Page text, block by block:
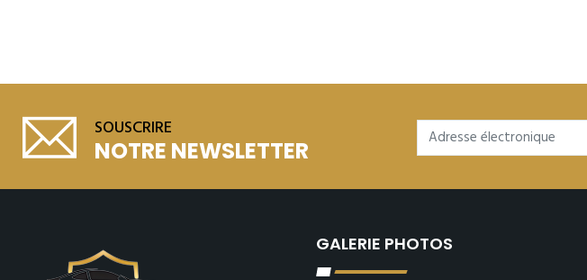
SOUSCRIRE
NOTRE NEWSLETTER
GALERIE PHOTOS